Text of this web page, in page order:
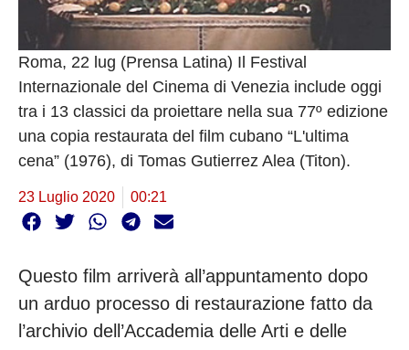
Roma, 22 lug (Prensa Latina) Il Festival
Internazionale del Cinema di Venezia include oggi
tra i 13 classici da proiettare nella sua 77º edizione
una copia restaurata del film cubano “L'ultima
cena” (1976), di Tomas Gutierrez Alea (Titon).
23 Luglio 2020 00:21
Questo film arriverà all’appuntamento dopo
un arduo processo di restaurazione fatto da
l’archivio dell’Accademia delle Arti e delle